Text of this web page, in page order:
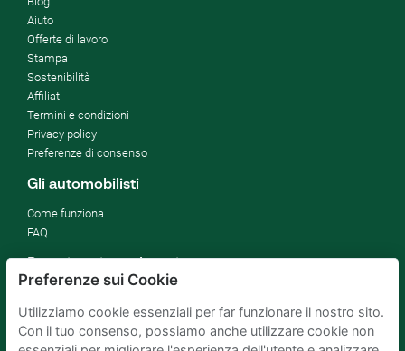
Preferenze sui Cookie
Utilizziamo cookie essenziali per far funzionare il nostro sito.
Con il tuo consenso, possiamo anche utilizzare cookie non
Aiuto
Offerte di lavoro
Stampa
Sostenibilità
Affiliati
Termini e condizioni
Privacy policy
Preferenze di consenso
Gli automobilisti
Come funziona
FAQ
Per le aziende
Migliorare gli SDG